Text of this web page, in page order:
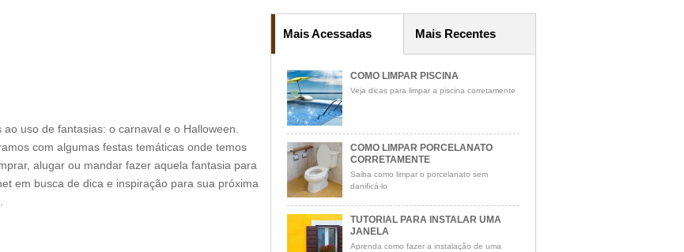
uso de fantasias: o carnaval e o Halloween.
com algumas festas temáticas onde temos
alugar ou mandar fazer aquela fantasia para
em busca de dica e inspiração para sua próxima
Mais Acessadas Mais Recentes
COMO LIMPAR PISCINA
Veja dicas para limpar a piscina corretamente
COMO LIMPAR PORCELANATO
CORRETAMENTE
Saiba como limpar o porcelanato sem
danificá-lo
TUTORIAL PARA INSTALAR UMA
JANELA
Aprenda como fazer a instalação de uma